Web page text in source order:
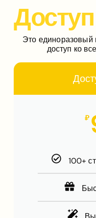
Это единоразовый
доступ ко
₽
100+